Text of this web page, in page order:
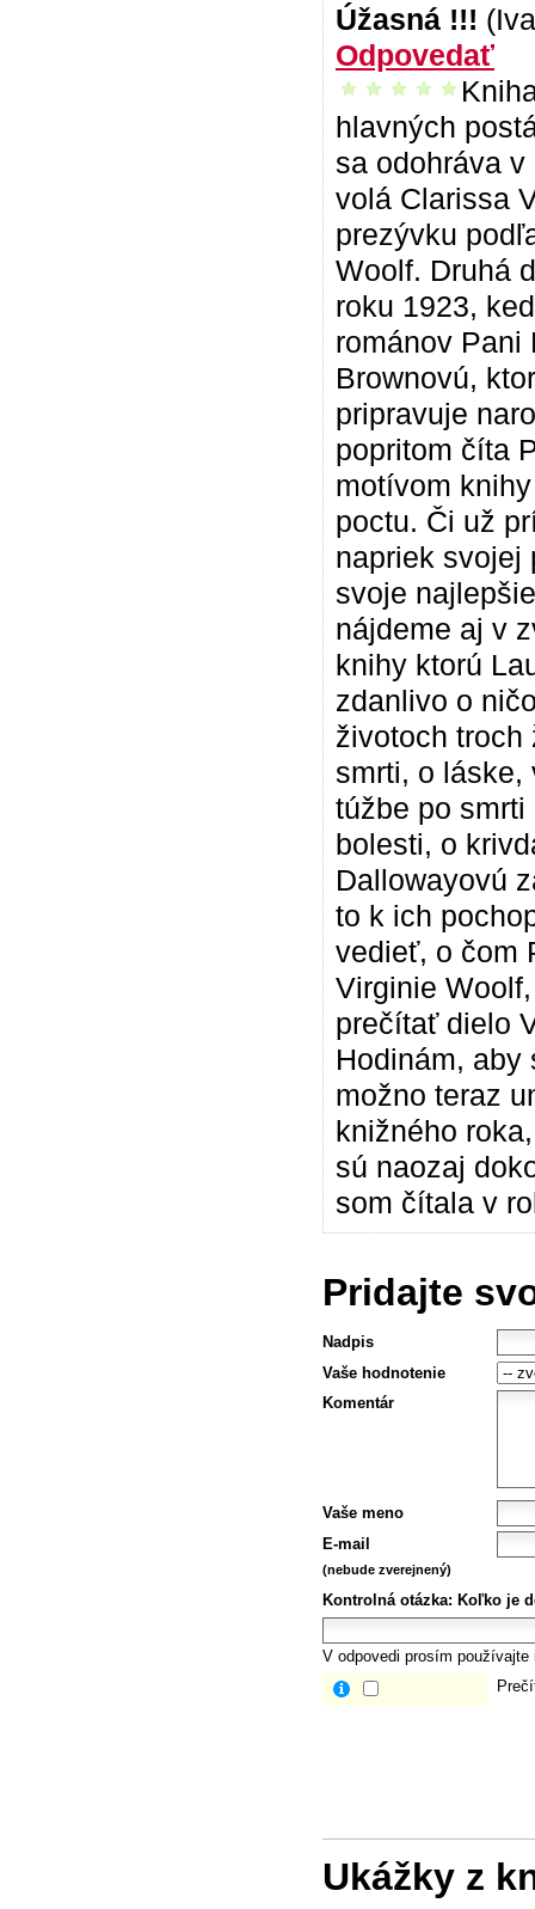
Úžasná !!!
Odpovedať
vrelo odporúčam
hlavných
sa odohráva
volá Clarissa
prezývku
Woolf. Druhá
roku 1923,
románov Pani
Brownovú,
pripravuje
popritom číta
motívom
poctu. Či už
napriek svojej
svoje
nájdeme aj v
knihy ktorú
zdanlivo o
životoch troch
smrti, o láske,
túžbe po
bolesti, o
Dallowayovú
to k ich
vedieť, o čom
Virginie
prečítať dielo
Hodinám, aby
možno teraz
knižného
sú naozaj
som čítala v
Pridajte
Nadpis
Vaše hodnotenie
Komentár
Vaše meno
E-mail
(nebude zverejnený)
Kontrolná otázka: Koľko je
V odpovedi prosím
Ukážky z